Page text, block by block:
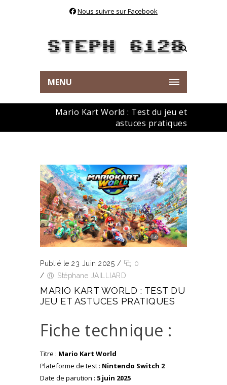
Nous suivre sur Facebook
MENU
Mario Kart World : Test du jeu et
astuces pratiques
Publié le 23 Juin 2025 /
0
/
Stéphane JAILLIARD
MARIO KART WORLD : TEST DU
JEU ET ASTUCES PRATIQUES
Fiche technique :
Titre : Mario Kart World
Plateforme de test : Nintendo Switch 2
Date de parution : 5 juin 2025